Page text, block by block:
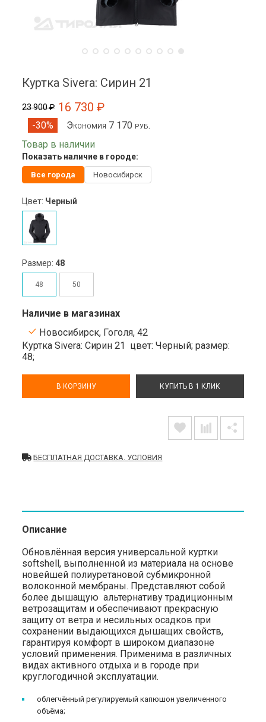
Куртка Sivera: Сирин 21
23 900 ₽ 16 730 ₽
-30%
Экономия 7 170 руб.
Товар в наличии
Показать наличие в городе:
Все города Новосибирск
Цвет: Черный
Размер:48
48 50
Наличие в магазинах
Новосибирск, Гоголя, 42
Куртка Sivera: Сирин 21 цвет: Черный;размер:
48;
В КОРЗИНУ КУПИТЬ В 1 КЛИК
БЕСПЛАТНАЯ ДОСТАВКА. УСЛОВИЯ
Описание
Обновлённая версия универсальной куртки
softshell, выполненной из материала на основе
новейшей полиуретановой субмикронной
волоконной мембраны. Представляют собой
более дышащую альтернативу традиционным
ветрозащитам и обеспечивают прекрасную
защиту от ветра и несильных осадков при
сохранении выдающихся дышащих свойств,
гарантируя комфорт в широком диапазоне
условий применения. Применима в различных
видах активного отдыха и в городе при
круглогодичной эксплуатации.
облегчённый регулируемый капюшон увеличенного
объёма;